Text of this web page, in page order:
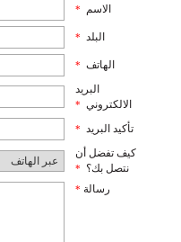
الاسم *
البلد *
الهاتف *
البريد
الالكتروني *
تأكيد البريد *
كيف تفضل أن
نتصل بك؟ *
رسالة *